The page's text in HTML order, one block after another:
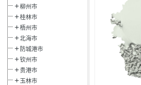
柳州市
桂林市
梧州市
北海市
防城港市
钦州市
贵港市
玉林市